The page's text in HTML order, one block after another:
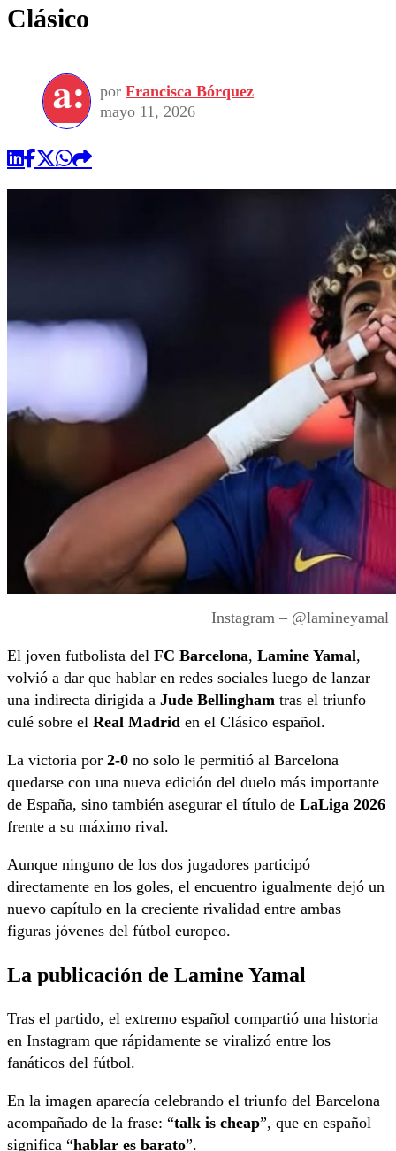
Clásico
por Francisca Bórquez
mayo 11, 2026
Instagram – @lamineyamal
El joven futbolista del FC Barcelona, Lamine Yamal,
volvió a dar que hablar en redes sociales luego de lanzar
una indirecta dirigida a Jude Bellingham tras el triunfo
culé sobre el Real Madrid en el Clásico español.
La victoria por 2-0 no solo le permitió al Barcelona
quedarse con una nueva edición del duelo más importante
de España, sino también asegurar el título de LaLiga 2026
frente a su máximo rival.
Aunque ninguno de los dos jugadores participó
directamente en los goles, el encuentro igualmente dejó un
nuevo capítulo en la creciente rivalidad entre ambas
figuras jóvenes del fútbol europeo.
La publicación de Lamine Yamal
Tras el partido, el extremo español compartió una historia
en Instagram que rápidamente se viralizó entre los
fanáticos del fútbol.
En la imagen aparecía celebrando el triunfo del Barcelona
acompañado de la frase: “talk is cheap”, que en español
significa “hablar es barato”.